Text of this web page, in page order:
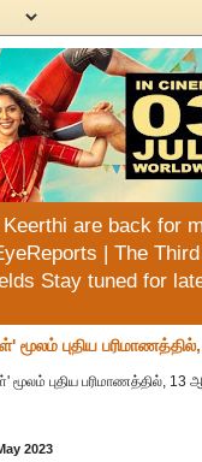
Keerthi are back for
| The
Stay tuned for
மூலம் புதிய
மூலம் புதிய பரிமாணத்தில்,
2023